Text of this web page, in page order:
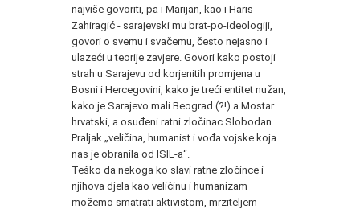
najviše govoriti, pa i Marijan, kao i Haris
Zahiragić - sarajevski mu brat-po-ideologiji,
govori o svemu i svačemu, često nejasno i
ulazeći u teorije zavjere. Govori kako postoji
strah u Sarajevu od korjenitih promjena u
Bosni i Hercegovini, kako je treći entitet nužan,
kako je Sarajevo mali Beograd (?!) a Mostar
hrvatski, a osuđeni ratni zločinac Slobodan
Praljak „veličina, humanist i vođa vojske koja
nas je obranila od ISIL-a“.
Teško da nekoga ko slavi ratne zločince i
njihova djela kao veličinu i humanizam
možemo smatrati aktivistom, mrziteljem